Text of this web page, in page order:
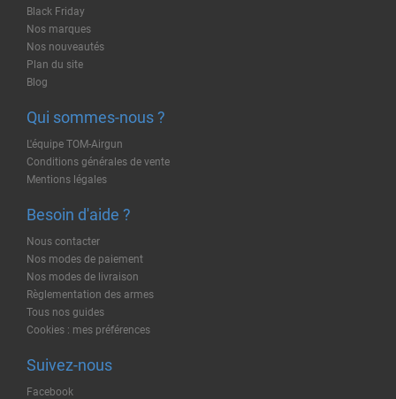
Black Friday
Nos marques
Nos nouveautés
Plan du site
Blog
Qui sommes-nous ?
L'équipe TOM-Airgun
Conditions générales de vente
Mentions légales
Besoin d'aide ?
Nous contacter
Nos modes de paiement
Nos modes de livraison
Règlementation des armes
Tous nos guides
Cookies : mes préférences
Suivez-nous
Facebook